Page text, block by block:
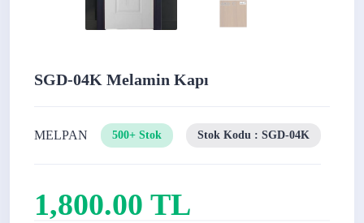
SGD-04K Melamin Kapı
MELPAN 500+ Stok Stok Kodu : SGD-04K
1,800.00 TL